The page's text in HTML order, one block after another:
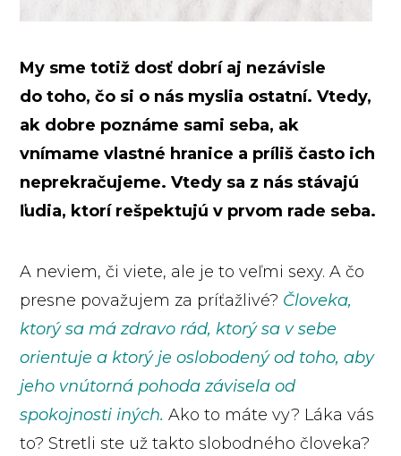
My sme totiž dosť dobrí aj nezávisle
do toho, čo si o nás myslia ostatní. Vtedy,
ak dobre poznáme sami seba, ak
vnímame vlastné hranice a príliš často ich
neprekračujeme. Vtedy sa z nás stávajú
ľudia, ktorí rešpektujú v prvom rade seba.
A neviem, či viete, ale je to veľmi sexy. A čo
presne považujem za príťažlivé? Človeka,
ktorý sa má zdravo rád, ktorý sa v sebe
orientuje a ktorý je oslobodený od toho, aby
jeho vnútorná pohoda závisela od
spokojnosti iných. Ako to máte vy? Láka vás
to? Stretli ste už takto slobodného človeka?